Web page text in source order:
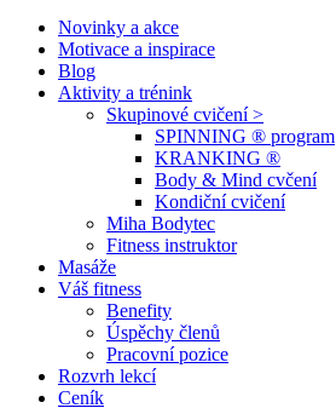
Novinky a akce
Motivace a inspirace
Blog
Aktivity a trénink
Skupinové cvičení >
SPINNING ® program
KRANKING ®
Body & Mind cvčení
Kondiční cvičení
Miha Bodytec
Fitness instruktor
Masáže
Váš fitness
Benefity
Úspěchy členů
Pracovní pozice
Rozvrh lekcí
Ceník